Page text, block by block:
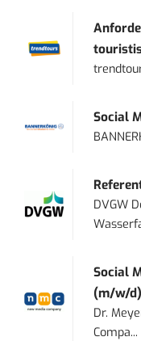
Social
DVGW
Social
(m/w/d)
Dr.
Compa...